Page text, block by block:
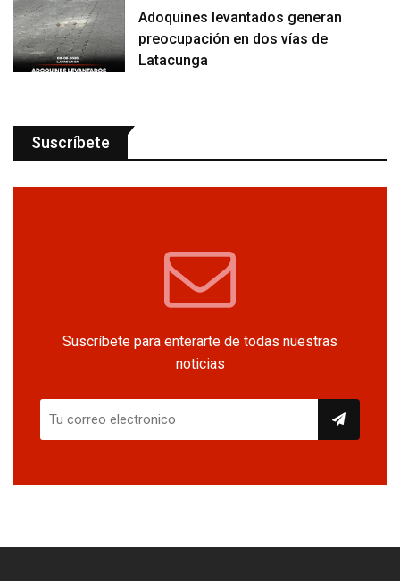
Adoquines levantados generan
preocupación en dos vías de
Latacunga
Suscríbete
Suscríbete para enterarte de todas nuestras
noticias